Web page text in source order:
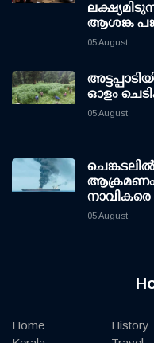
ആശങ്ക
05 August
ഓളം
05 August
ആക്രമണം:
നാവികരെ
05 August
Home
History